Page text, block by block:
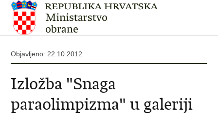
Objavljeno: 22.10.2012.
Izložba "Snaga
paraolimpizma" u galeriji